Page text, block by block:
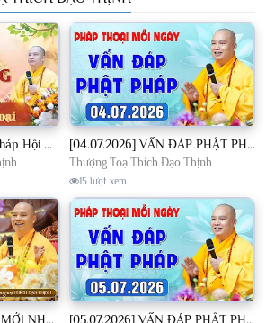
Vấn Đáp Phật Pháp - Pháp Hội Địa Tạng Ngày 01/08/2026│TT. Thích Đạo Thịnh [04.07.2026] VẤN ĐÁP PHẬT PHÁP - Nghe Thầy giảng Pháp mỗi ngày CÔNG ĐỨC VÔ LƯỢNG│TT. Thích Đạo Thịnh
Thượng Toạ Thích Đạo Thịnh
15 lượt xem
[04.07.2026] VẤN ĐÁP MỚI NHẤT - Pháp Hội Địa Tạng Chùa Khai Nguyên | TT. Thích Đạo Thịnh [05.07.2026] VẤN ĐÁP PHẬT PHÁP - Nghe Thầy giảng Pháp mỗi ngày CÔNG ĐỨC VÔ LƯỢNG│TT. Thích Đạo Thịnh